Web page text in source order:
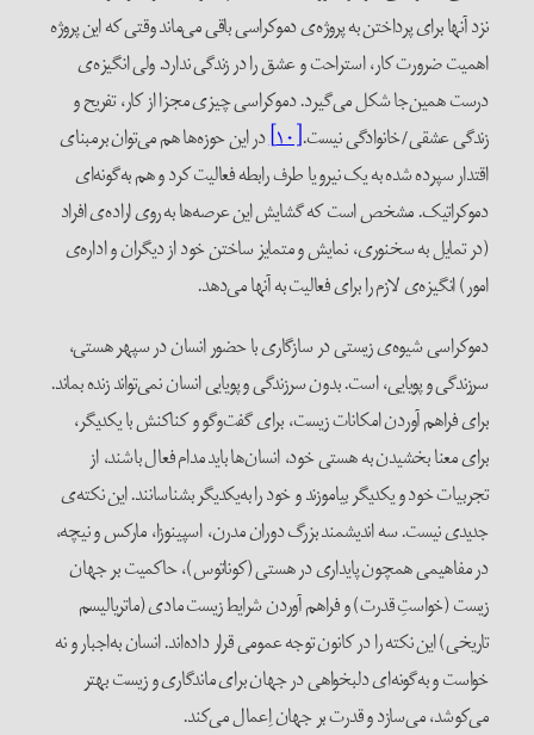
نزد آنها برای پرداختن به پروژه‌‌ی دموکراسی باقی می‌ماند وقتی که این پروژه
اهمیت ضرورت کار، استراحت و عشق را در زندگی ندارد. ولی انگیزه‌ی
درست همین‌جا شکل می‌گیرد. دموکراسی چیزی مجزا از کار، تفریح و
زندگی عشقی/خانوادگی نیست.[۱۰]
در این حوزه‌ها هم می‌توان برمبنای
اقتدار سپرده شده به یک نیرو یا طرف رابطه فعالیت کرد و هم به‌گونه‌ای
دموکراتیک. مشخص است که گشایش این عرصه‌ها به روی اراده‌ی افراد
(در تمایل به سخنوری، نمایش و متمایز ساختن خود از دیگران و اداره‌ی
امور) انگیزه‌‌ی لازم را برای فعالیت به آنها می‌دهد.
دموکراسی شیوه‌ی زیستی در سازگاری با حضور انسان در سپهر هستی،
سرزندگی و پویایی، است. بدون سرزندگی و پویایی انسان نمی‌تواند زنده بماند.
برای فراهم آوردن امکانات زیست، برای گفت‌وگو و کناکنش با یکدیگر،
برای معنا بخشیدن به هستی خود، انسان‌ها باید مدام فعال باشند، از
تجربیات خود و یکدیگر بیاموزند و خود را به‌یکدیگر بشناسانند. این نکته‌ی
جدیدی نیست. سه اندیشمند بزرگ دوران مدرن، اسپینوزا، مارکس و نیچه،
در مفاهیمی همچون پایداری در هستی (کوناتوس)، حاکمیت بر جهان
زیست (خواستِ قدرت) و فراهم آوردن شرایط زیست مادی (ماتریالیسم
تاریخی) این نکته را در کانون توجه عمومی قرار داده‌اند. انسان به‌اجبار و نه
خواست و به‌گونه‌ای دلبخواهی در جهان برای ماندگاری و زیست بهتر
می‌کوشد، می‌سازد و قدرت بر جهان اِعمال می‌کند.